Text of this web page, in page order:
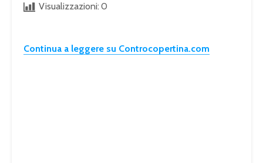
Visualizzazioni: 0
Continua a leggere su Controcopertina.com